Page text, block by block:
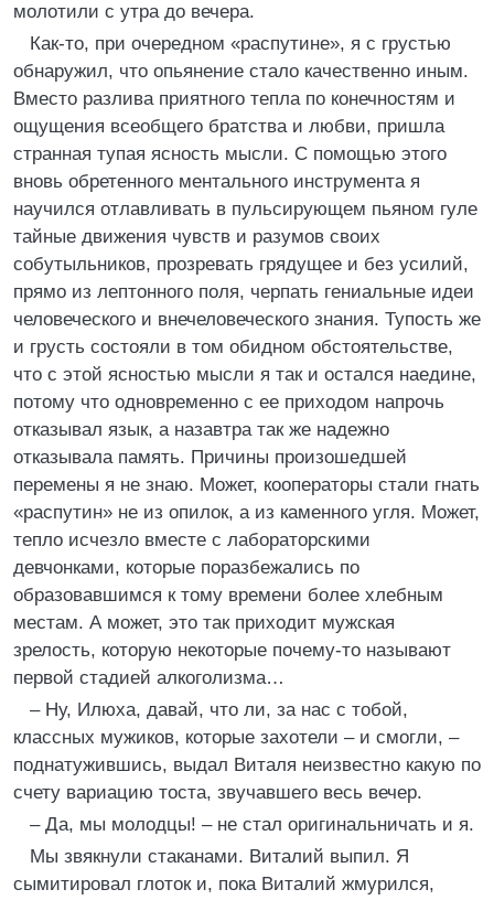
молотили с утра до вечера.
Как-то, при очередном «распутине», я с грустью
обнаружил, что опьянение стало качественно иным.
Вместо разлива приятного тепла по конечностям и
ощущения всеобщего братства и любви, пришла
странная тупая ясность мысли. С помощью этого
вновь обретенного ментального инструмента я
научился отлавливать в пульсирующем пьяном гуле
тайные движения чувств и разумов своих
собутыльников, прозревать грядущее и без усилий,
прямо из лептонного поля, черпать гениальные идеи
человеческого и внечеловеческого знания. Тупость же
и грусть состояли в том обидном обстоятельстве,
что с этой ясностью мысли я так и остался наедине,
потому что одновременно с ее приходом напрочь
отказывал язык, а назавтра так же надежно
отказывала память. Причины произошедшей
перемены я не знаю. Может, кооператоры стали гнать
«распутин» не из опилок, а из каменного угля. Может,
тепло исчезло вместе с лабораторскими
девчонками, которые поразбежались по
образовавшимся к тому времени более хлебным
местам. А может, это так приходит мужская
зрелость, которую некоторые почему-то называют
первой стадией алкоголизма…
– Ну, Илюха, давай, что ли, за нас с тобой,
классных мужиков, которые захотели – и смогли, –
поднатужившись, выдал Виталя неизвестно какую по
счету вариацию тоста, звучавшего весь вечер.
– Да, мы молодцы! – не стал оригинальничать и я.
Мы звякнули стаканами. Виталий выпил. Я
сымитировал глоток и, пока Виталий жмурился,